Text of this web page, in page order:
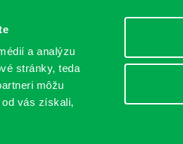
a analýzu
stránky, teda
môžu
vás získali,